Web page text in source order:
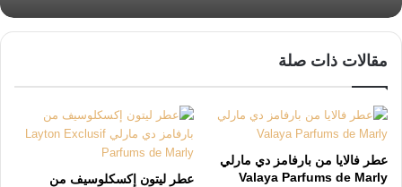
مقالات ذات صلة
عطر فالايا من بارفامز دي مارلي
Valaya Parfums de Marly
عطر ليتون إكسكلوسيف من